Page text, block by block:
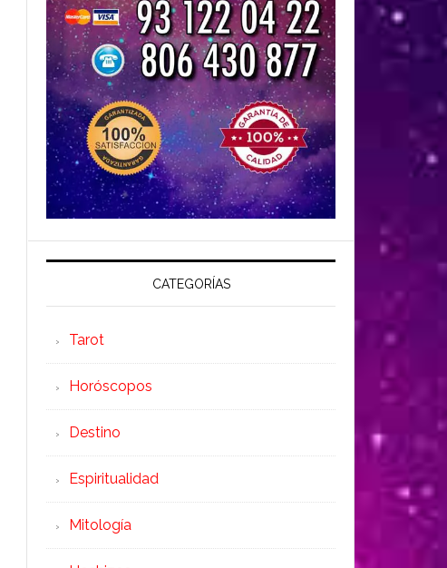
CATEGORÍAS
Tarot
Horóscopos
Destino
Espiritualidad
Mitología